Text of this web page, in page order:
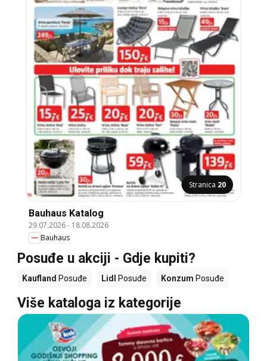
Stranica 20
Bauhaus Katalog
29.07.2026- 18.08.2026
Bauhaus
Posuđe u akciji - Gdje kupiti?
Kaufland Posuđe Lidl Posuđe Konzum Posuđe
Više kataloga iz kategorije